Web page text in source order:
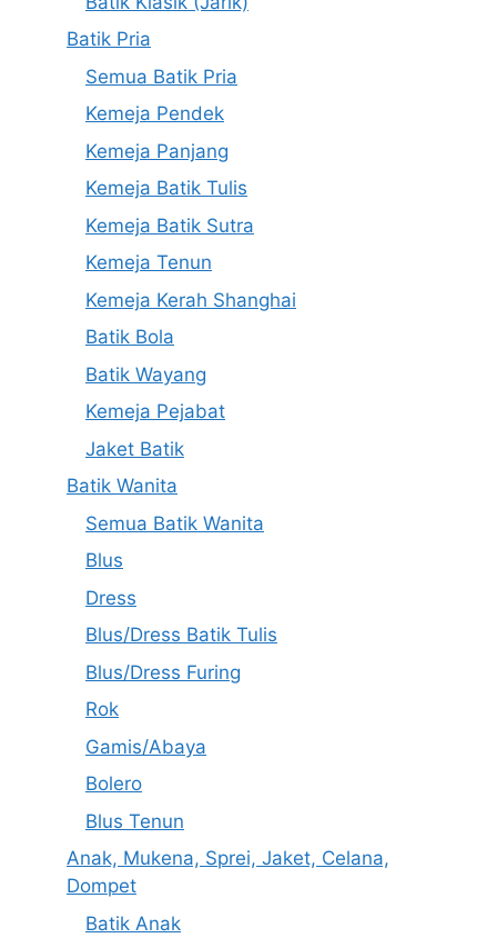
Batik Pria
Semua Batik Pria
Kemeja Pendek
Kemeja Panjang
Kemeja Batik Tulis
Kemeja Batik Sutra
Kemeja Tenun
Kemeja Kerah Shanghai
Batik Bola
Batik Wayang
Kemeja Pejabat
Jaket Batik
Batik Wanita
Semua Batik Wanita
Blus
Dress
Blus/Dress Batik Tulis
Blus/Dress Furing
Rok
Gamis/Abaya
Bolero
Blus Tenun
Anak, Mukena, Sprei, Jaket, Celana,
Dompet
Batik Anak